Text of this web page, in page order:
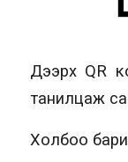
Дээрх QR
танилцаж
Холбоо